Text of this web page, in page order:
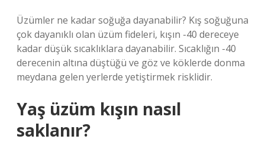
Üzümler ne kadar soğuğa dayanabilir? Kış soğuğuna
çok dayanıklı olan üzüm fideleri, kışın -40 dereceye
kadar düşük sıcaklıklara dayanabilir. Sıcaklığın -40
derecenin altına düştüğü ve göz ve köklerde donma
meydana gelen yerlerde yetiştirmek risklidir.
Yaş üzüm kışın nasıl
saklanır?